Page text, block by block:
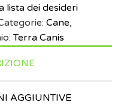
lista dei desideri
Cane,
Terra Canis
AGGIUNTIVE